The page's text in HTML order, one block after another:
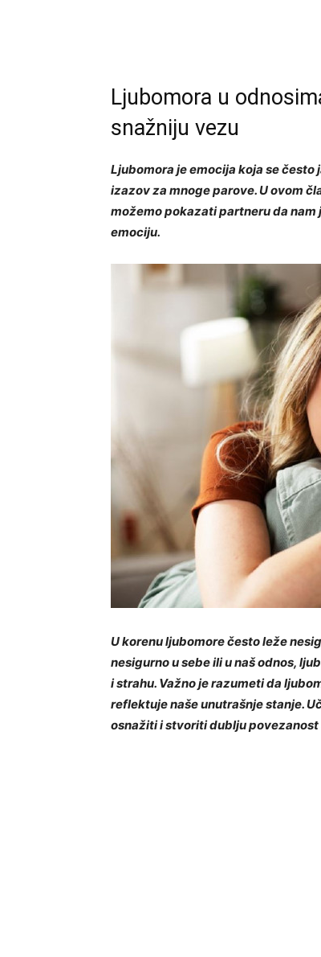
Ljubomora u
snažniju vezu
Ljubomora je emocija koja se
izazov za mnoge parove. U ovom
možemo pokazati partneru da
emociju.
U korenu ljubomore često leže
nesigurno u sebe ili u naš odnos,
i strahu. Važno je razumeti da
reflektuje naše unutrašnje stanje.
osnažiti i stvoriti dublju povezanost